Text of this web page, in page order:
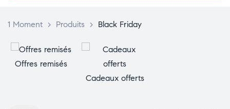
1 Moment > Produits > Black Friday
Offres remisés
Cadeaux offerts